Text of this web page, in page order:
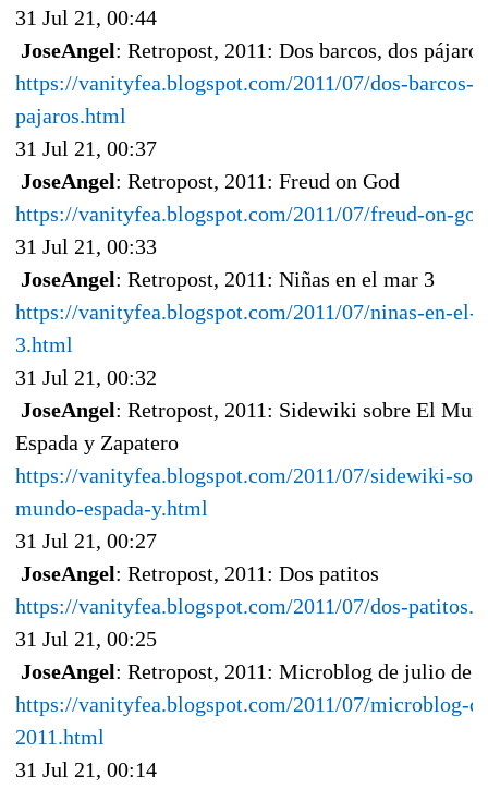
31 Jul 21, 00:44
JoseAngel: Retropost, 2011: Dos barcos, dos pájaros
https://vanityfea.blogspot.com/2011/07/dos-barcos-
pajaros.html
31 Jul 21, 00:37
JoseAngel: Retropost, 2011: Freud on God
https://vanityfea.blogspot.com/2011/07/freud-on-
31 Jul 21, 00:33
JoseAngel: Retropost, 2011: Niñas en el mar 3
https://vanityfea.blogspot.com/2011/07/ninas-en-el-
3.html
31 Jul 21, 00:32
JoseAngel: Retropost, 2011: Sidewiki sobre El
Espada y Zapatero
https://vanityfea.blogspot.com/2011/07/sidewiki-
mundo-espada-y.html
31 Jul 21, 00:27
JoseAngel: Retropost, 2011: Dos patitos
https://vanityfea.blogspot.com/2011/07/dos-
31 Jul 21, 00:25
JoseAngel: Retropost, 2011: Microblog de julio de
https://vanityfea.blogspot.com/2011/07/microblog-
2011.html
31 Jul 21, 00:14